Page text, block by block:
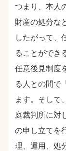
つまり、本人
財産の処分な
したがって、
ることができ
任意後見制度
る人との間で
ます。そして
庭裁判所に対
の申し立てを
理、運用、処